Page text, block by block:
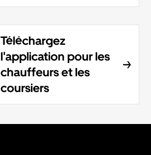
Téléchargez
l'application pour les
chauffeurs et les
coursiers